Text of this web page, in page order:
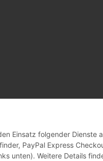
Einsatz folgender Dienste
PayPal Express
unten). Weitere Details